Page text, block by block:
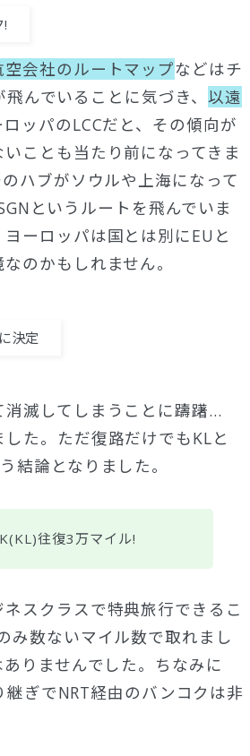
空会社のルートマップなどはチ
飛んでいることに気づき、以遠
ッパのLCCだと、その傾向が
ことも当たり前になってきま
ハブがソウルや上海になって
というルートを飛んでいま
ーロッパは国とは別にEUと
のかもしれません。
決定
滅してしまうことに躊躇…
た。ただ復路だけでもKLと
結論となりました。
往復3万マイル!
スクラスで特典旅行できるこ
み数ないマイル数で取れまし
りませんでした。ちなみに
ぎでNRT経由のバンコクは非